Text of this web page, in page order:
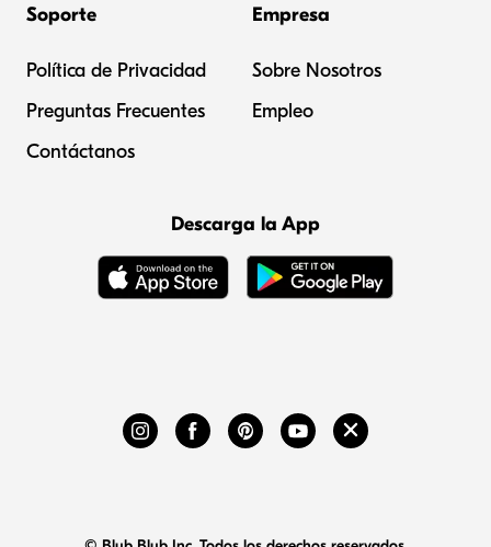
Soporte
Política de Privacidad
Preguntas Frecuentes
Contáctanos
Empresa
Sobre Nosotros
Empleo
Descarga la App